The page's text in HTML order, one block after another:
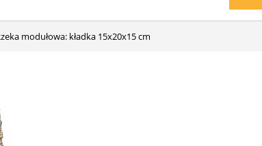
Rzeka modułowa: kładka 15x20x15 cm